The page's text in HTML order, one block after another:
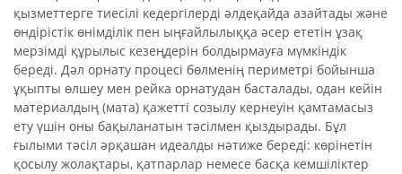
қызметтерге тиесілі кедергілерді әлдеқайда азайтады және
өндірістік өнімділік пен ыңғайлылыққа әсер ететін ұзақ
мерзімді құрылыс кезеңдерін болдырмауға мүмкіндік
береді. Дәл орнату процесі бөлменің периметрі бойынша
ұқыпты өлшеу мен рейка орнатудан басталады, одан кейін
материалдың (мата) қажетті созылу кернеуін қамтамасыз
ету үшін оны бақыланатын тәсілмен қыздырады. Бұл
ғылыми тәсіл әрқашан идеалды нәтиже береді: көрінетін
қосылу жолақтары, қатпарлар немесе басқа кемшіліктер